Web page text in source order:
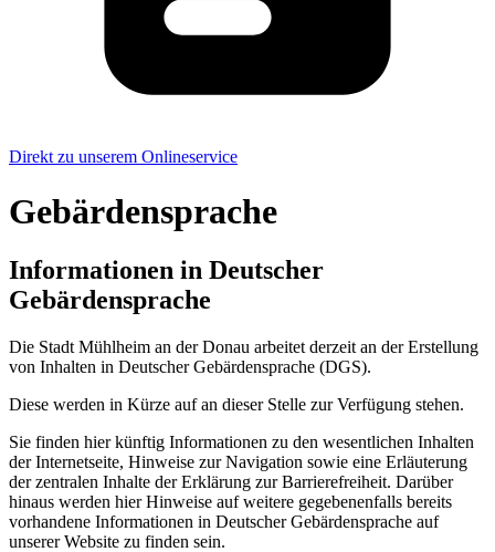
Direkt zu unserem Onlineservice
Gebärdensprache
Informationen in Deutscher
Gebärdensprache
Die Stadt Mühlheim an der Donau arbeitet derzeit an der Erstellung
von Inhalten in Deutscher Gebärdensprache (DGS).
Diese werden in Kürze auf an dieser Stelle zur Verfügung stehen.
Sie finden hier künftig Informationen zu den wesentlichen Inhalten
der Internetseite, Hinweise zur Navigation sowie eine Erläuterung
der zentralen Inhalte der Erklärung zur Barrierefreiheit. Darüber
hinaus werden hier Hinweise auf weitere gegebenenfalls bereits
vorhandene Informationen in Deutscher Gebärdensprache auf
unserer Website zu finden sein.